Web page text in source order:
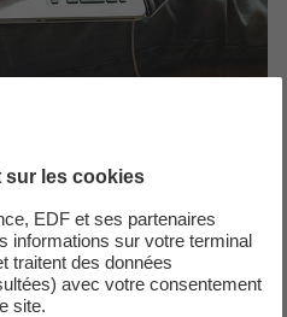
le mode de contact qui vous
sur les cookies
EDF et ses partenaires
informations sur votre terminal
traitent des données
avec votre consentement
site.